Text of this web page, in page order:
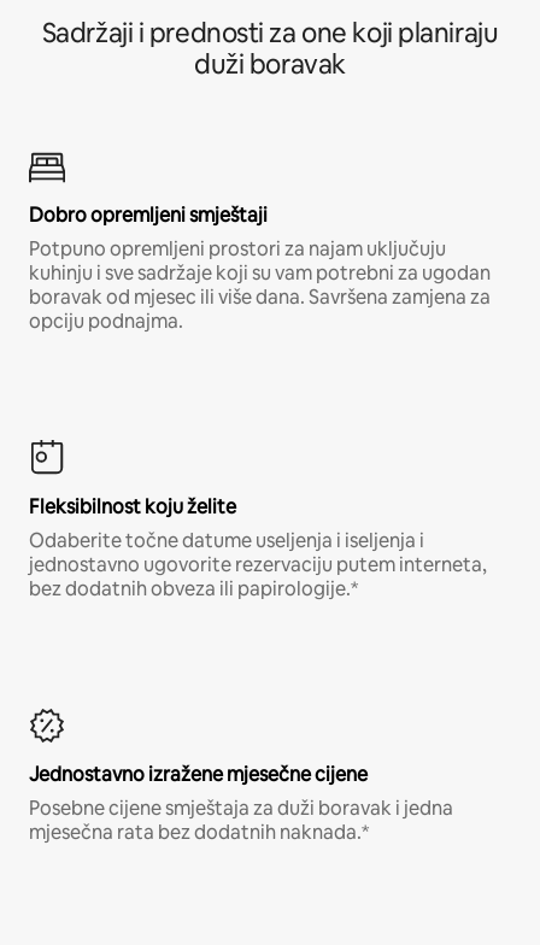
Sadržaji i prednosti za one koji planiraju
duži boravak
Dobro opremljeni smještaji
Potpuno opremljeni prostori za najam uključuju
kuhinju i sve sadržaje koji su vam potrebni za ugodan
boravak od mjesec ili više dana. Savršena zamjena za
opciju podnajma.
Fleksibilnost koju želite
Odaberite točne datume useljenja i iseljenja i
jednostavno ugovorite rezervaciju putem interneta,
bez dodatnih obveza ili papirologije.*
Jednostavno izražene mjesečne cijene
Posebne cijene smještaja za duži boravak i jedna
mjesečna rata bez dodatnih naknada.*